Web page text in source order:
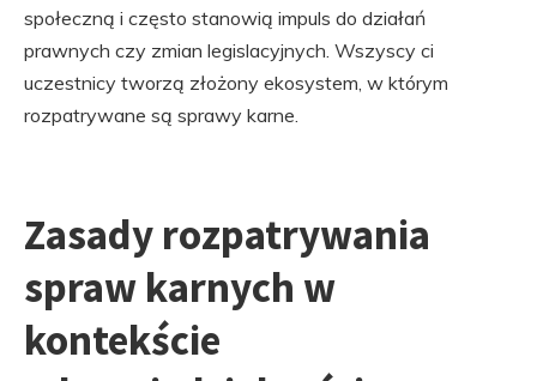
społeczną i często stanowią impuls do działań
prawnych czy zmian legislacyjnych. Wszyscy ci
uczestnicy tworzą złożony ekosystem, w którym
rozpatrywane są sprawy karne.
Zasady rozpatrywania
spraw karnych w
kontekście